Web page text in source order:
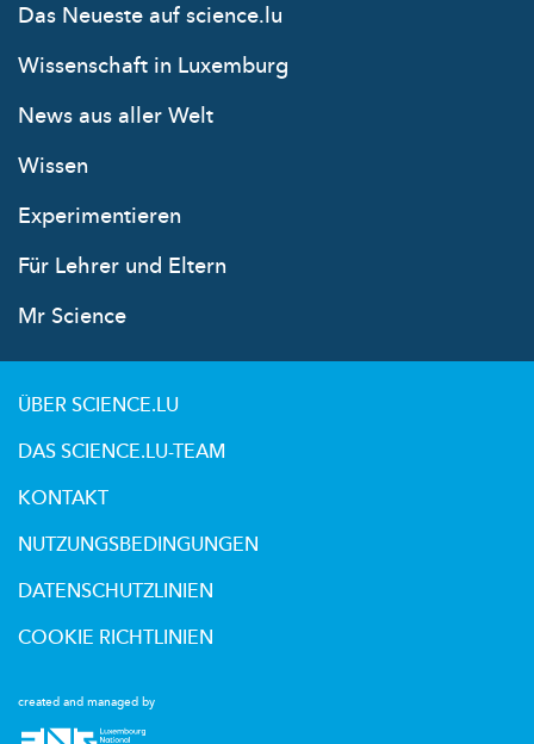
Das Neueste auf science.lu
Wissenschaft in Luxemburg
News aus aller Welt
Wissen
Experimentieren
Für Lehrer und Eltern
Mr Science
created and managed by
ÜBER SCIENCE.LU
DAS SCIENCE.LU-TEAM
KONTAKT
NUTZUNGSBEDINGUNGEN
DATENSCHUTZLINIEN
COOKIE RICHTLINIEN